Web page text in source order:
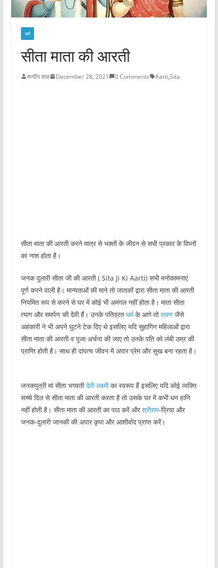
धर्म
सीता माता की आरती
सन्दीप शाह December 28, 2021 0 Comments Aarti,Sita
सीता माता की आरती करने मात्र से भक्तों के जीवन से सभी प्रकार के विघ्नों
का नाश होता है।
जनक दुलारी सीता जी की आरती ( Sita Ji Ki Aarti) सभी मनोकामनाएं
पूर्ण करने वाली है। मान्यताओं की माने तो जातकों द्वारा सीता माता की आरती
नियमित रूप से करने से घर में कोई भी अमंगल नहीं होता है। माता सीता
त्याग और समर्पण की देवी हैं। उनके पतिव्रत धर्मके आगे तोरावणजैसे
अहंकारी ने भी अपने घुटने टेक दिए थे इसलिए यदि सुहागिन महिलाओं द्वारा
सीता माता की आरती व पूजा अर्चना की जाए तो उनके पति को लंबी उम्र की
प्राप्ति होती है। साथ ही दांपत्य जीवन में अपार प्रेम और सुख बना रहता है।
जनकपुत्री मां सीता भगवतीदेवी लक्ष्मीका स्वरूप हैं इसलिए यदि कोई व्यक्ति
सच्चे दिल से सीता माता की आरती करता है तो उसके घर में कभी धन हानि
नहीं होती है। सीता माता की आरती का पाठ करें औरश्रीराम-प्रिया और
जनक-दुलारी जानकी की अपार कृपा और आशीर्वाद प्राप्त करें।